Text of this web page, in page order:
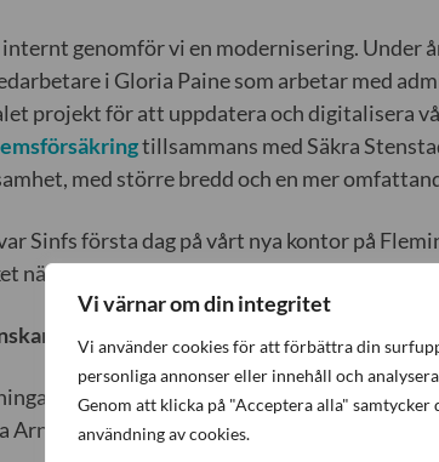
Vi värnar om din integritet
Vi använder cookies för att förbättra din
personliga annonser eller innehåll och
Genom att klicka på "Acceptera alla" samtycker
användning av cookies.
internt genomför vi en modernisering. Under
i Gloria Paine som arbetar med
projekt för att uppdatera och digitalisera
tillsammans med Säkra
med större bredd och en mer
Sinfs första dag på vårt nya kontor på
nära Stockholms centralstation, hit är du
vi dig en riktigt trevlig julhelg och en
Arnfjorden Wadström, VD Sinf